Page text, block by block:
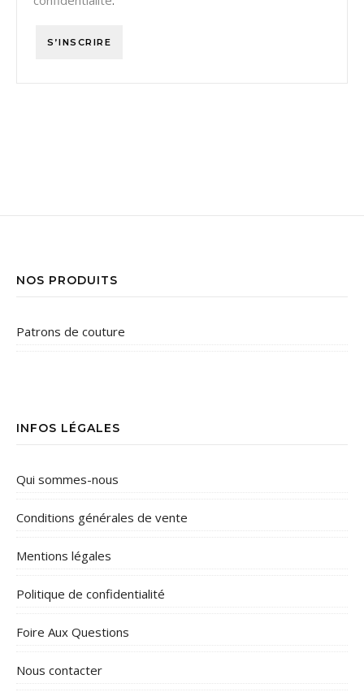
S’INSCRIRE
NOS PRODUITS
Patrons de couture
INFOS LÉGALES
Qui sommes-nous
Conditions générales de vente
Mentions légales
Politique de confidentialité
Foire Aux Questions
Nous contacter